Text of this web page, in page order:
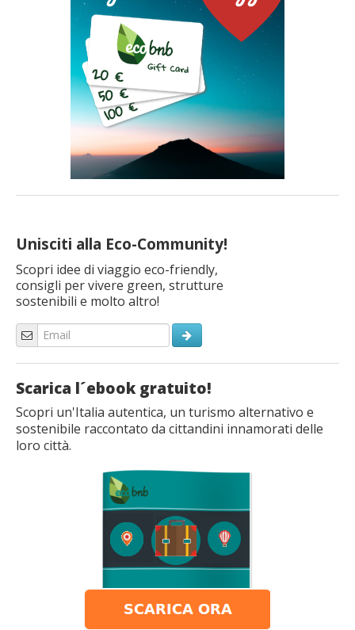
Unisciti alla Eco-Community!
Scopri idee di viaggio eco-friendly,
consigli per vivere green, strutture
sostenibili e molto altro!
Scarica l´ebook gratuito!
Scopri un'Italia autentica, un turismo alternativo e
sostenibile raccontato da cittandini innamorati delle
loro città.